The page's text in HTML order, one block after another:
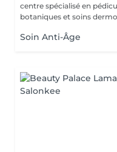
centre spécialisé en
botaniques et soins
Soin Anti-Âge